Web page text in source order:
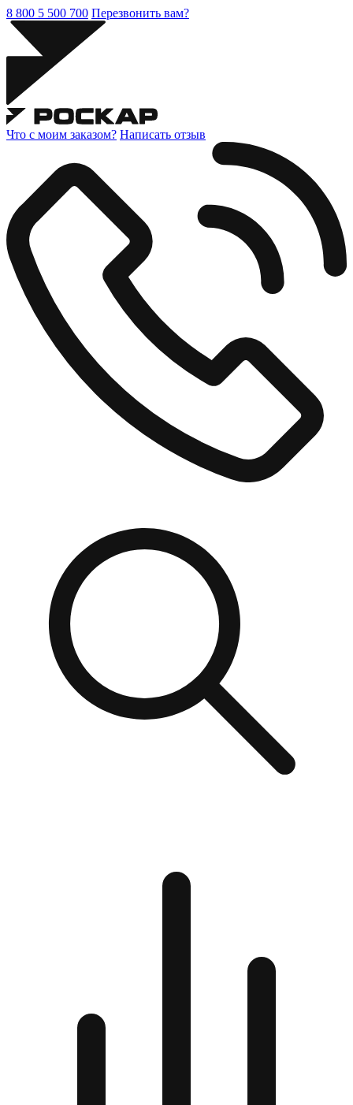
8 800 5 500 700 Перезвонить вам?
Что с моим заказом? Написать отзыв